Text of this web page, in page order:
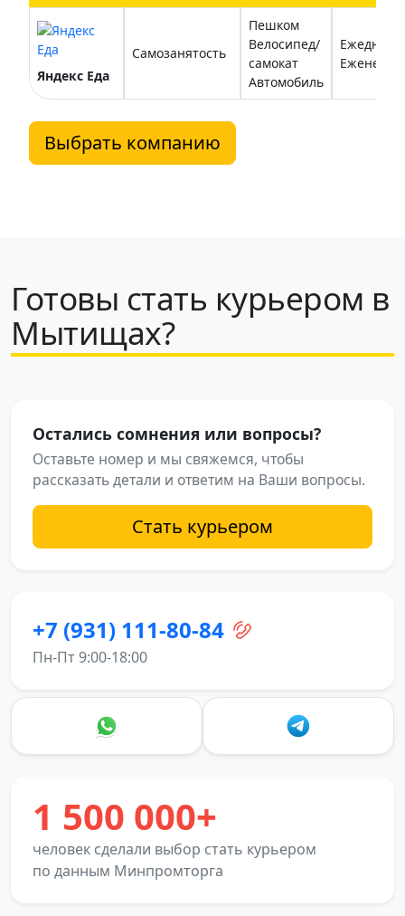
Яндекс Еда
Самозанятость
Пешком
Велосипед/
самокат
Автомобиль
Выбрать компанию
Готовы стать курьером в
Мытищах?
Остались сомнения или вопросы?
Оставьте номер и мы свяжемся, чтобы
рассказать детали и ответим на Ваши вопросы.
Стать курьером
+7 (931) 111-80-84
Пн-Пт 9:00-18:00
1 500 000+
человек сделали выбор стать курьером
по данным Минпромторга